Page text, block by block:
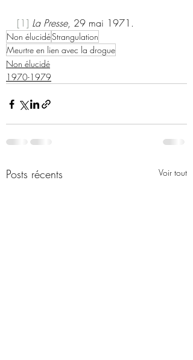
[1] La Presse, 29 mai 1971.
Non élucidéStrangulation
Meurtre en lien avec la drogue
Non élucidé
1970-1979
Posts récents Voir tout